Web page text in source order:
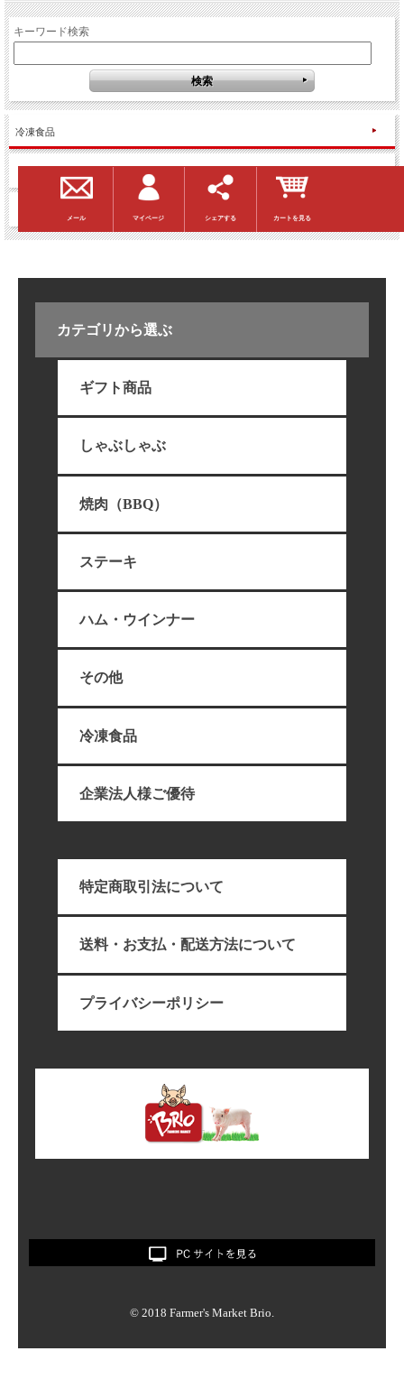
キーワード検索
冷凍食品
カテゴリから選ぶ
ギフト商品
しゃぶしゃぶ
焼肉（BBQ）
ステーキ
ハム・ウインナー
その他
冷凍食品
企業法人様ご優待
特定商取引法について
送料・お支払・配送方法について
プライバシーポリシー
© 2018 Farmer's Market Brio.
メール マイページ シェアする カートを見る